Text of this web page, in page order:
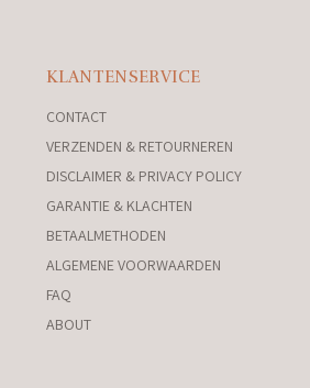
KLANTENSERVICE
CONTACT
VERZENDEN & RETOURNEREN
DISCLAIMER & PRIVACY POLICY
GARANTIE & KLACHTEN
BETAALMETHODEN
ALGEMENE VOORWAARDEN
FAQ
ABOUT